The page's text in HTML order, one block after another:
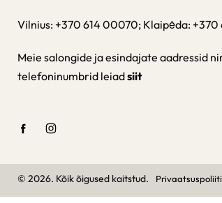
Vilnius: +370 614 00070; Klaipėda: +370
Meie salongide ja esindajate aadressid
telefoninumbrid leiadsiit
© 2026. Kõik õigused kaitstud.